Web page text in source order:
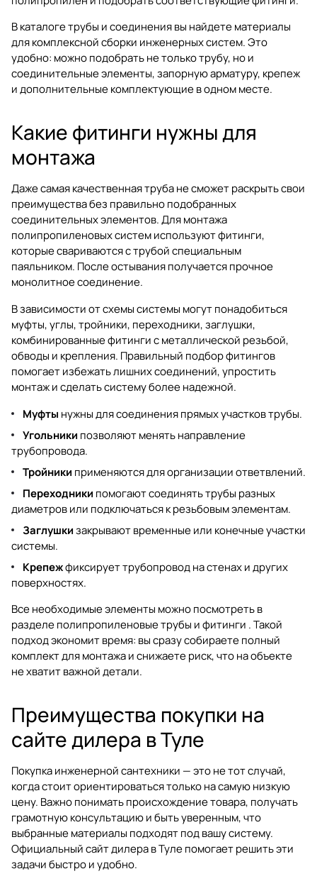
В каталогетрубы и соединениявы найдете материалы
для комплексной сборки инженерных систем. Это
удобно: можно подобрать не только трубу, но и
соединительные элементы, запорную арматуру, крепеж
и дополнительные комплектующие в одном месте.
Какие фитинги нужны для
монтажа
Даже самая качественная труба не сможет раскрыть свои
преимущества без правильно подобранных
соединительных элементов. Для монтажа
полипропиленовых систем используют фитинги,
которые свариваются с трубой специальным
паяльником. После остывания получается прочное
монолитное соединение.
В зависимости от схемы системы могут понадобиться
муфты, углы, тройники, переходники, заглушки,
комбинированные фитинги с металлической резьбой,
обводы и крепления. Правильный подбор фитингов
помогает избежать лишних соединений, упростить
монтаж и сделать систему более надежной.
Муфты нужны для соединения прямых участков трубы.
Угольники позволяют менять направление
трубопровода.
Тройники применяются для организации ответвлений.
Переходники помогают соединять трубы разных
диаметров или подключаться к резьбовым элементам.
Заглушкизакрывают временные или конечные участки
системы.
Крепежфиксирует трубопровод на стенах и других
поверхностях.
Все необходимые элементы можно посмотреть в
разделеполипропиленовые трубы и фитинги . Такой
подход экономит время: вы сразу собираете полный
комплект для монтажа и снижаете риск, что на объекте
не хватит важной детали.
Преимущества покупки на
сайте дилера в Туле
Покупка инженерной сантехники — это не тот случай,
когда стоит ориентироваться только на самую низкую
цену. Важно понимать происхождение товара, получать
грамотную консультацию и быть уверенным, что
выбранные материалы подходят под вашу систему.
Официальный сайт дилера в Туле помогает решить эти
задачи быстро и удобно.